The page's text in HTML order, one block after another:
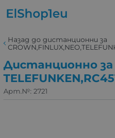
Назад до дистанционни за
Дистанционно
Арт.№: 2721